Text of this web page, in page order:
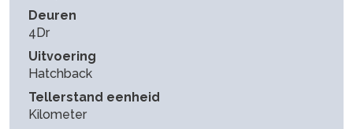
Deuren
4Dr
Uitvoering
Hatchback
Tellerstand eenheid
Kilometer